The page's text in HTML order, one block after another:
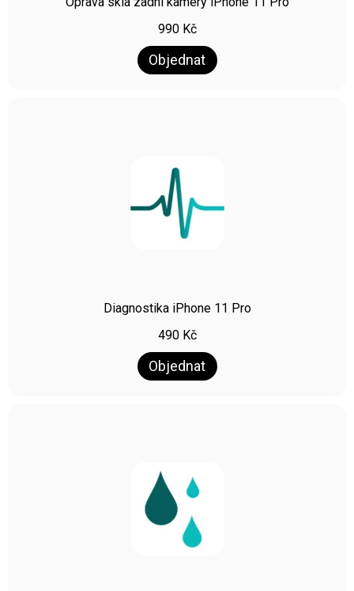
990 Kč
Objednat
Diagnostika iPhone 11 Pro
490 Kč
Objednat